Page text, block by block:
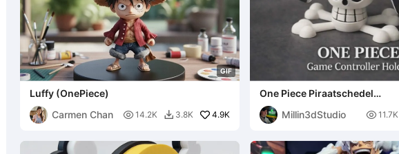
GIF
Luffy (OnePiece)
Carmen Chan
 14.2K  3.8K 4.9K
One Piece Piraatschedel
Gamecontrollerhouder
Millin3dStudio
 11.7K